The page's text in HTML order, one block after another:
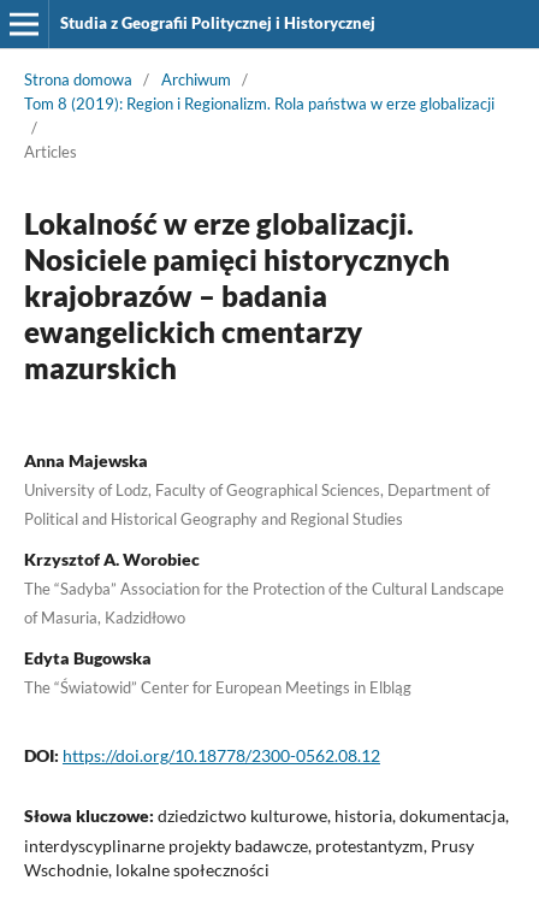
Studia z Geografii Politycznej i Historycznej
Strona domowa / Archiwum
/
Tom 8 (2019): Region i Regionalizm. Rola państwa w erze globalizacji
/
Articles
Lokalność w erze globalizacji.
Nosiciele pamięci historycznych
krajobrazów – badania
ewangelickich cmentarzy
mazurskich
Anna Majewska
University of Lodz, Faculty of Geographical Sciences, Department of
Political and Historical Geography and Regional Studies
Krzysztof A. Worobiec
The “Sadyba” Association for the Protection of the Cultural Landscape
of Masuria, Kadzidłowo
Edyta Bugowska
The “Światowid” Center for European Meetings in Elbląg
DOI: https://doi.org/10.18778/2300-0562.08.12
Słowa kluczowe: dziedzictwo kulturowe, historia, dokumentacja,
interdyscyplinarne projekty badawcze, protestantyzm, Prusy
Wschodnie, lokalne społeczności